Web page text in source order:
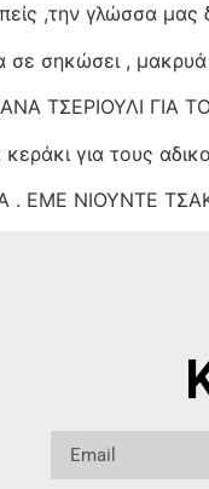
,την γλώσσα μας
σε σηκώσει ,
ΤΣΕΡΙΟΥΛΙ ΓΙΑ
για τους
ΕΜΕ ΝΙΟΥΝΤΕ